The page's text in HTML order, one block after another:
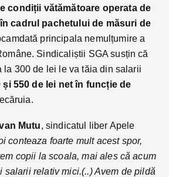
condiții vătămătoare operata de
cadrul pachetului de măsuri de
principala nemulțumire a
Sindicaliștii SGA susțin că
la 300 de lei le va tăia din salarii
și 550 de lei net în funcție de
Mutu, sindicatul liber Apele
conteaza foarte mult acest spor,
copii la scoala, mai ales că acum
salarii relativ mici.(..) Avem de pildă